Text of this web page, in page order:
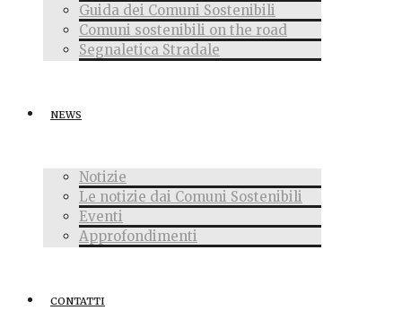
Guida dei Comuni Sostenibili
Comuni sostenibili on the road
Segnaletica Stradale
NEWS
Notizie
Le notizie dai Comuni Sostenibili
Eventi
Approfondimenti
CONTATTI